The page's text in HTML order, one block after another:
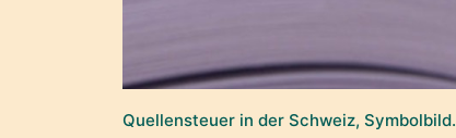
Quellensteuer in der Schweiz, Symbolbild.